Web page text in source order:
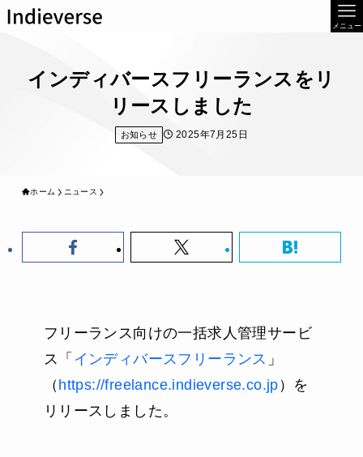
メニュー
インディバースフリーランスをリ
リースしました
お知らせ 2025年7月25日
ホーム ニュース
フリーランス向けの一括求人管理サービ
ス「 インディバースフリーランス 」
（ https://freelance.indieverse.co.jp ）を
リリースしました。